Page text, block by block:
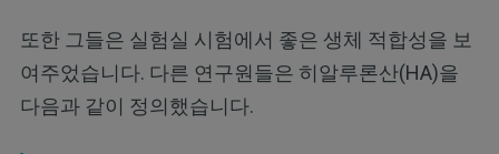
또한 그들은 실험실 시험에서 좋은 생체 적합성을 보
여주었습니다. 다른 연구원들은 히알루론산(HA)을
다음과 같이 정의했습니다.